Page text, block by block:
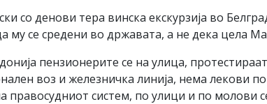
со денови тера винска екскурзија во
му се средени во државата, а не дека цела
пензионерите се на улица,
воз и железничка линија, нема лекови
правосудниот систем, по улици и по молови